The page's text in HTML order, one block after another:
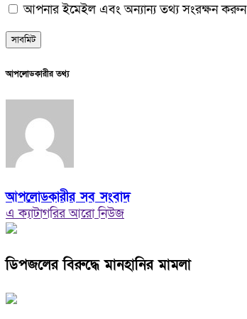
আপনার ইমেইল এবং অন্যান্য তথ্য সংরক্ষন করুন
আপলোডকারীর তথ্য
আপলোডকারীর সব সংবাদ
এ ক্যাটাগরির আরো নিউজ
ডিপজলের বিরুদ্ধে মানহানির মামলা